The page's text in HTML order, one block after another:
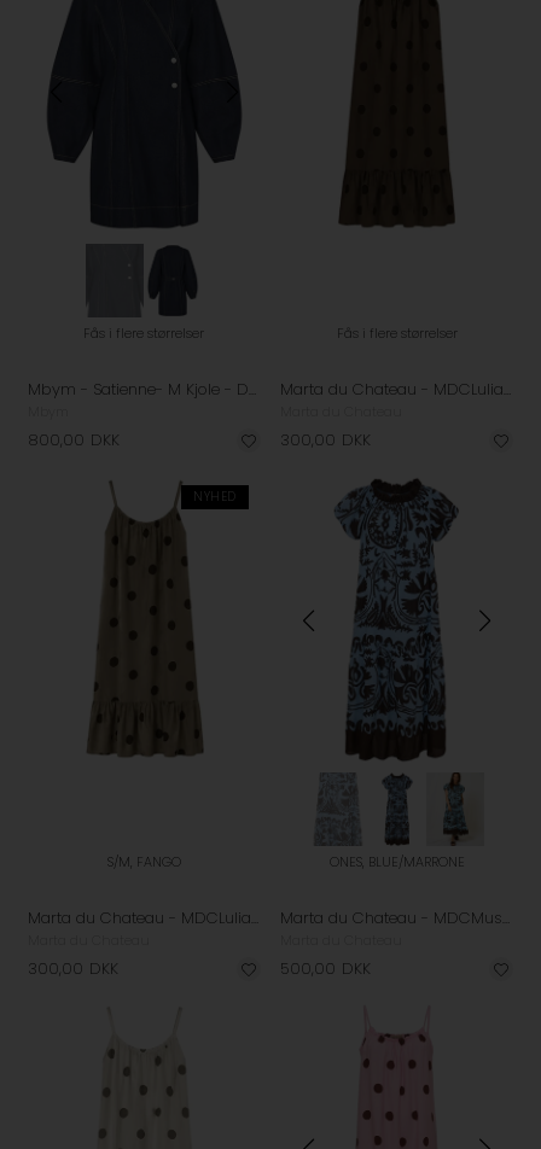
Fås i flere størrelser
Mbym - Satienne- M Kjole - Dark Unwashed Denim
800,00 DKK
Fås i flere størrelser
Marta du Chateau - MDCLuliana Kjole - Brown
300,00 DKK
NYHED
S/M, FANGO
Marta du Chateau - MDCLuliana Kjole - Fango
300,00 DKK
ONES, BLUE/MARRONE
Marta du Chateau - MDCMuse Kjole - Blue/Marrone
500,00 DKK